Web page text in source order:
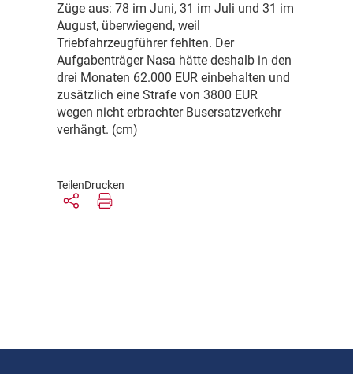
Züge aus: 78 im Juni, 31 im Juli und 31 im
August, überwiegend, weil
Triebfahrzeugführer fehlten. Der
Aufgabenträger Nasa hätte deshalb in den
drei Monaten 62.000 EUR einbehalten und
zusätzlich eine Strafe von 3800 EUR
wegen nicht erbrachter Busersatzverkehr
verhängt. (cm)
TeilenDrucken